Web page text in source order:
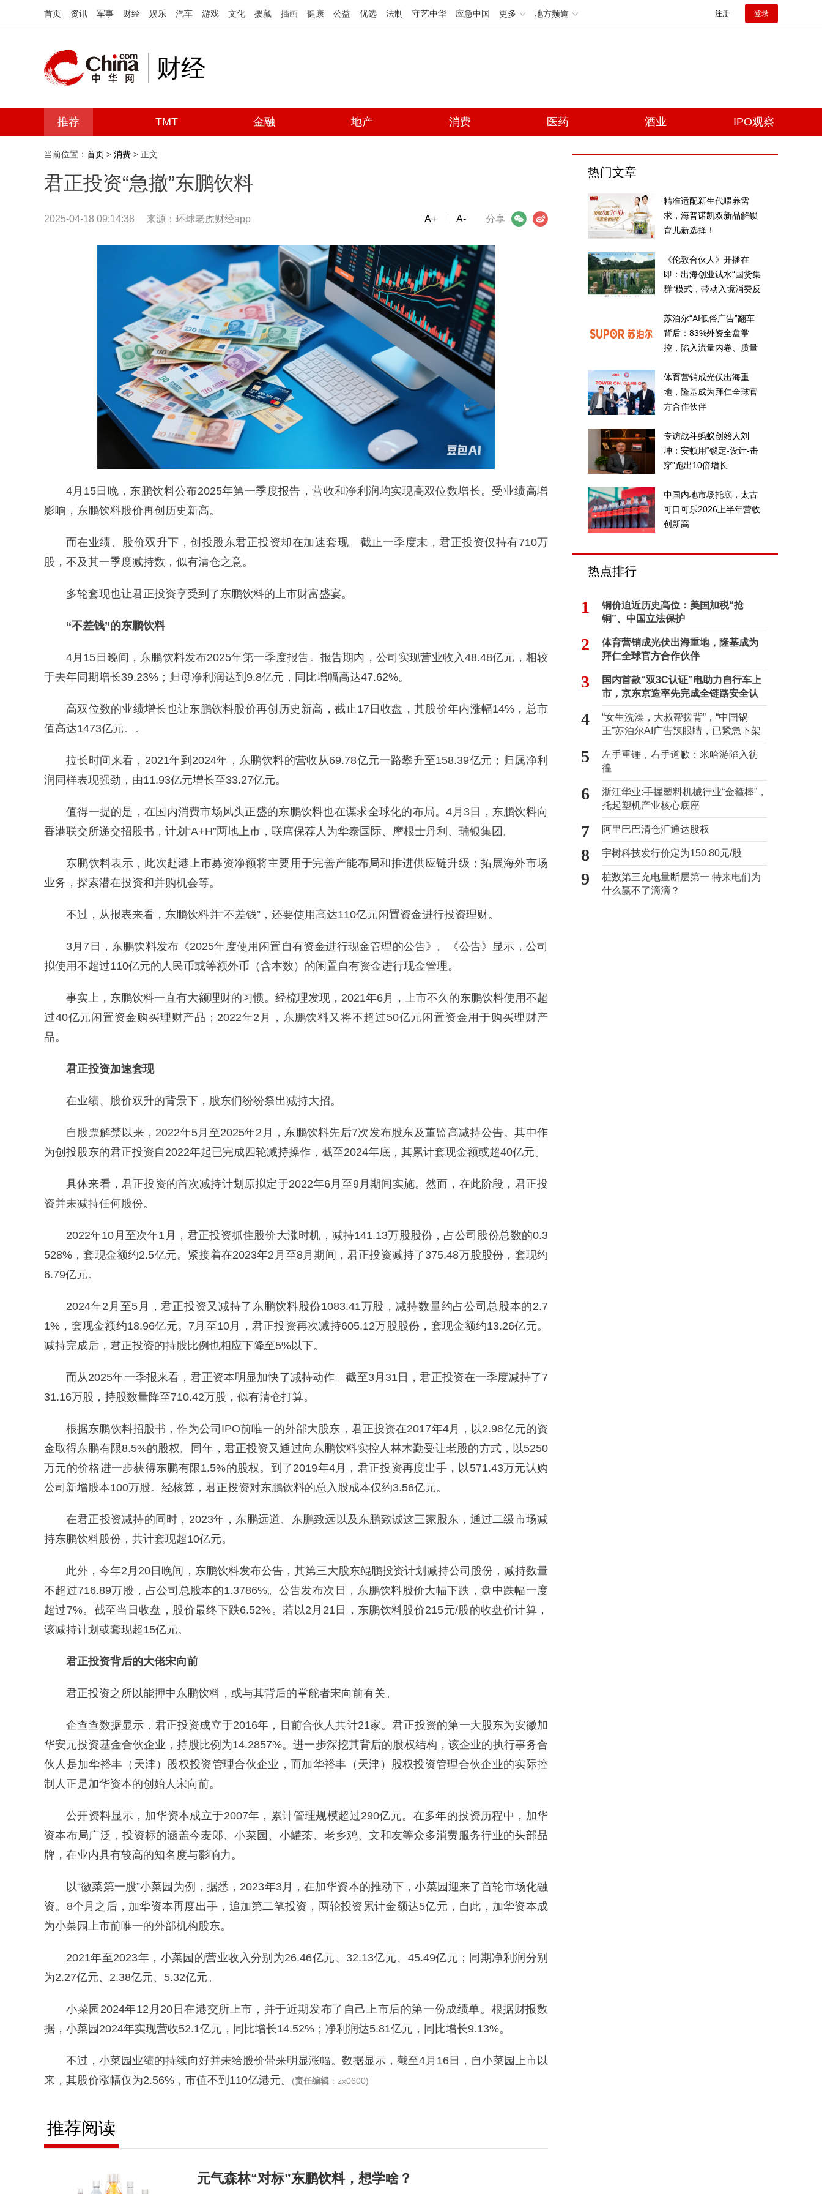
首页 资讯 军事 财经 娱乐 汽车 游戏 文化 援藏 插画 健康 公益 优选 法制 守艺中华 应急中国 更多 地方频道 注册 登录
财经
推荐 TMT 金融 地产 消费 医药 酒业 IPO观察
当前位置： 首页 > 消费 > 正文
君正投资“急撤”东鹏饮料
2025-04-18 09:14:38 来源：环球老虎财经app 分享
微信 微博
A+ A-
4月15日晚，东鹏饮料公布2025年第一季度报告，营收和净利润均实现高双位数增长。受业绩高增
影响，东鹏饮料股价再创历史新高。
而在业绩、股价双升下，创投股东君正投资却在加速套现。截止一季度末，君正投资仅持有710万
股，不及其一季度减持数，似有清仓之意。
多轮套现也让君正投资享受到了东鹏饮料的上市财富盛宴。
“不差钱”的东鹏饮料
4月15日晚间，东鹏饮料发布2025年第一季度报告。报告期内，公司实现营业收入48.48亿元，相较
于去年同期增长39.23%；归母净利润达到9.8亿元，同比增幅高达47.62%。
高双位数的业绩增长也让东鹏饮料股价再创历史新高，截止17日收盘，其股价年内涨幅14%，总市
值高达1473亿元。。
拉长时间来看，2021年到2024年，东鹏饮料的营收从69.78亿元一路攀升至158.39亿元；归属净利
润同样表现强劲，由11.93亿元增长至33.27亿元。
值得一提的是，在国内消费市场风头正盛的东鹏饮料也在谋求全球化的布局。4月3日，东鹏饮料向
香港联交所递交招股书，计划“A+H”两地上市，联席保荐人为华泰国际、摩根士丹利、瑞银集团。
东鹏饮料表示，此次赴港上市募资净额将主要用于完善产能布局和推进供应链升级；拓展海外市场
业务，探索潜在投资和并购机会等。
不过，从报表来看，东鹏饮料并“不差钱”，还要使用高达110亿元闲置资金进行投资理财。
3月7日，东鹏饮料发布《2025年度使用闲置自有资金进行现金管理的公告》。《公告》显示，公司
拟使用不超过110亿元的人民币或等额外币（含本数）的闲置自有资金进行现金管理。
事实上，东鹏饮料一直有大额理财的习惯。经梳理发现，2021年6月，上市不久的东鹏饮料使用不超
过40亿元闲置资金购买理财产品；2022年2月，东鹏饮料又将不超过50亿元闲置资金用于购买理财产
品。
君正投资加速套现
在业绩、股价双升的背景下，股东们纷纷祭出减持大招。
自股票解禁以来，2022年5月至2025年2月，东鹏饮料先后7次发布股东及董监高减持公告。其中作
为创投股东的君正投资自2022年起已完成四轮减持操作，截至2024年底，其累计套现金额或超40亿元。
具体来看，君正投资的首次减持计划原拟定于2022年6月至9月期间实施。然而，在此阶段，君正投
资并未减持任何股份。
2022年10月至次年1月，君正投资抓住股价大涨时机，减持141.13万股股份，占公司股份总数的0.3
528%，套现金额约2.5亿元。紧接着在2023年2月至8月期间，君正投资减持了375.48万股股份，套现约
6.79亿元。
2024年2月至5月，君正投资又减持了东鹏饮料股份1083.41万股，减持数量约占公司总股本的2.7
1%，套现金额约18.96亿元。7月至10月，君正投资再次减持605.12万股股份，套现金额约13.26亿元。
减持完成后，君正投资的持股比例也相应下降至5%以下。
而从2025年一季报来看，君正资本明显加快了减持动作。截至3月31日，君正投资在一季度减持了7
31.16万股，持股数量降至710.42万股，似有清仓打算。
根据东鹏饮料招股书，作为公司IPO前唯一的外部大股东，君正投资在2017年4月，以2.98亿元的资
金取得东鹏有限8.5%的股权。同年，君正投资又通过向东鹏饮料实控人林木勤受让老股的方式，以5250
万元的价格进一步获得东鹏有限1.5%的股权。到了2019年4月，君正投资再度出手，以571.43万元认购
公司新增股本100万股。经核算，君正投资对东鹏饮料的总入股成本仅约3.56亿元。
在君正投资减持的同时，2023年，东鹏远道、东鹏致远以及东鹏致诚这三家股东，通过二级市场减
持东鹏饮料股份，共计套现超10亿元。
此外，今年2月20日晚间，东鹏饮料发布公告，其第三大股东鲲鹏投资计划减持公司股份，减持数量
不超过716.89万股，占公司总股本的1.3786%。公告发布次日，东鹏饮料股价大幅下跌，盘中跌幅一度
超过7%。截至当日收盘，股价最终下跌6.52%。若以2月21日，东鹏饮料股价215元/股的收盘价计算，
该减持计划或套现超15亿元。
君正投资背后的大佬宋向前
君正投资之所以能押中东鹏饮料，或与其背后的掌舵者宋向前有关。
企查查数据显示，君正投资成立于2016年，目前合伙人共计21家。君正投资的第一大股东为安徽加
华安元投资基金合伙企业，持股比例为14.2857%。进一步深挖其背后的股权结构，该企业的执行事务合
伙人是加华裕丰（天津）股权投资管理合伙企业，而加华裕丰（天津）股权投资管理合伙企业的实际控
制人正是加华资本的创始人宋向前。
公开资料显示，加华资本成立于2007年，累计管理规模超过290亿元。在多年的投资历程中，加华
资本布局广泛，投资标的涵盖今麦郎、小菜园、小罐茶、老乡鸡、文和友等众多消费服务行业的头部品
牌，在业内具有较高的知名度与影响力。
以“徽菜第一股”小菜园为例，据悉，2023年3月，在加华资本的推动下，小菜园迎来了首轮市场化融
资。8个月之后，加华资本再度出手，追加第二笔投资，两轮投资累计金额达5亿元，自此，加华资本成
为小菜园上市前唯一的外部机构股东。
2021年至2023年，小菜园的营业收入分别为26.46亿元、32.13亿元、45.49亿元；同期净利润分别
为2.27亿元、2.38亿元、5.32亿元。
小菜园2024年12月20日在港交所上市，并于近期发布了自己上市后的第一份成绩单。根据财报数
据，小菜园2024年实现营收52.1亿元，同比增长14.52%；净利润达5.81亿元，同比增长9.13%。
不过，小菜园业绩的持续向好并未给股价带来明显涨幅。数据显示，截至4月16日，自小菜园上市以
来，其股价涨幅仅为2.56%，市值不到110亿港元。
(责任编辑 ：zx0600)
推荐阅读
元气森林“对标”东鹏饮料，想学啥？
热门文章
精准适配新生代喂养需
求，海普诺凯双新品解锁
育儿新选择！
《伦敦合伙人》开播在
即：出海创业试水“国货集
群”模式，带动入境消费反
苏泊尔“AI低俗广告”翻车
背后：83%外资全盘掌
控，陷入流量内卷、质量
体育营销成光伏出海重
地，隆基成为拜仁全球官
方合作伙伴
专访战斗蚂蚁创始人刘
坤：安顿用“锁定-设计-击
穿”跑出10倍增长
中国内地市场托底，太古
可口可乐2026上半年营收
创新高
热点排行
1
铜价迫近历史高位：美国加税“抢
铜”、中国立法保护
2
体育营销成光伏出海重地，隆基成为
拜仁全球官方合作伙伴
3
国内首款“双3C认证”电助力自行车上
市，京东京造率先完成全链路安全认
证
4
“女生洗澡，大叔帮搓背”，“中国锅
王”苏泊尔AI广告辣眼睛，已紧急下架
5
左手重锤，右手道歉：米哈游陷入彷
徨
6
浙江华业:手握塑料机械行业“金箍棒”，
托起塑机产业核心底座
7 阿里巴巴清仓汇通达股权
8 宇树科技发行价定为150.80元/股
9
桩数第三充电量断层第一 特来电们为
什么赢不了滴滴？